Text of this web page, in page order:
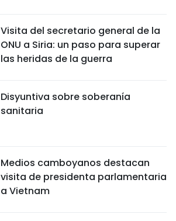
Visita del secretario general de la
ONU a Siria: un paso para superar
las heridas de la guerra
Disyuntiva sobre soberanía
sanitaria
Medios camboyanos destacan
visita de presidenta parlamentaria
a Vietnam